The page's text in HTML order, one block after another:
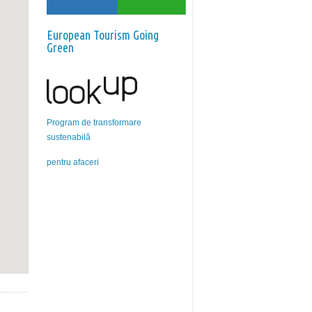
European Tourism Going
Green
Program de transformare
sustenabilă
pentru afaceri